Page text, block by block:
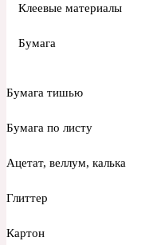
Клеевые материалы
Бумага
Бумага тишью
Бумага по листу
Ацетат, веллум, калька
Глиттер
Картон